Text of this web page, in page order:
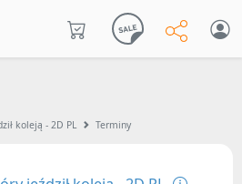
koleją - 2D PL Terminy